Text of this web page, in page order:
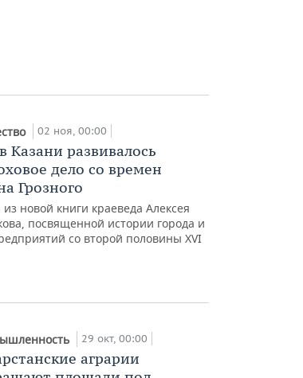
02 ноя, 00:00
Казани развивалось
дело со времен
Грозного
из новой книги краеведа Алексея
посвященной истории города и
со второй половины XVI
29 окт, 00:00
аграрии